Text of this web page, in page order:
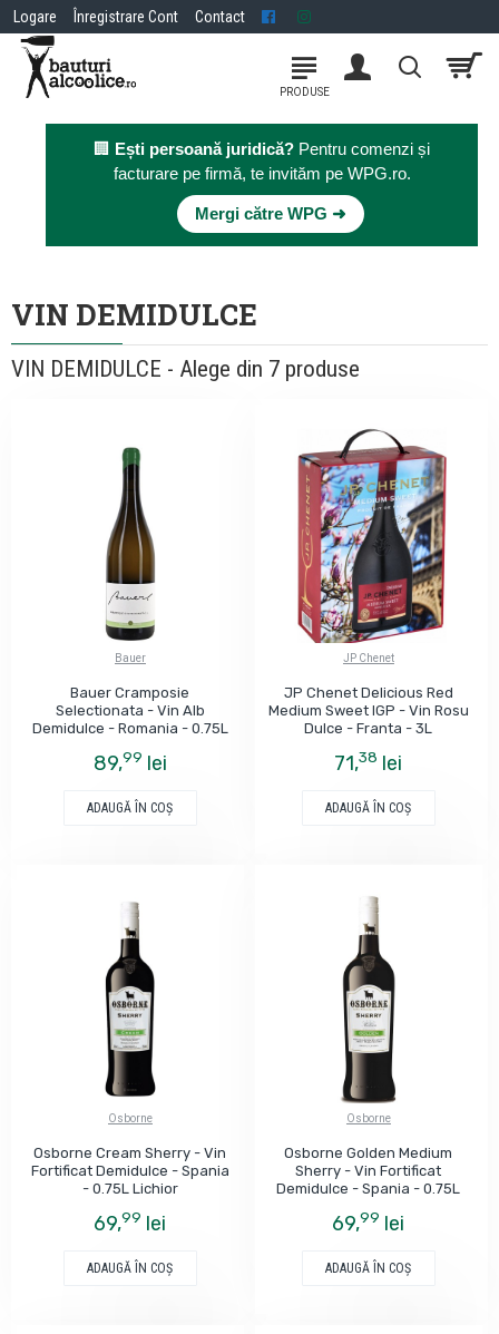
Logare Înregistrare Cont Contact
🏢 Ești persoană juridică? Pentru comenzi și
facturare pe firmă, te invităm pe WPG.ro.
Mergi către WPG ➜
VIN DEMIDULCE
VIN DEMIDULCE - Alege din 7 produse
Bauer
Bauer Cramposie
Selectionata - Vin Alb
Demidulce - Romania - 0.75L
89,99 lei
ADAUGĂ ÎN COŞ
JP Chenet
JP Chenet Delicious Red
Medium Sweet IGP - Vin Rosu
Dulce - Franta - 3L
71,38 lei
ADAUGĂ ÎN COŞ
Osborne
Osborne Cream Sherry - Vin
Fortificat Demidulce - Spania
- 0.75L Lichior
69,99 lei
ADAUGĂ ÎN COŞ
Osborne
Osborne Golden Medium
Sherry - Vin Fortificat
Demidulce - Spania - 0.75L
69,99 lei
ADAUGĂ ÎN COŞ